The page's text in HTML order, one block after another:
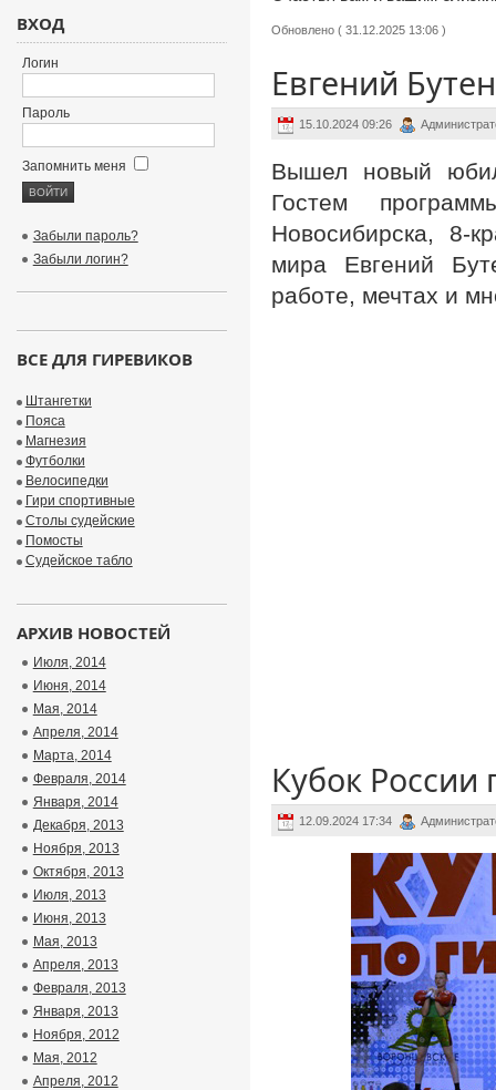
Обновлено ( 31.12.2025 13:06 )
Евгений
15.10.2024 09:26
Вышел новый
Гостем
Новосибирска, 8-
мира Евгений
работе, мечтах и
Кубок
12.09.2024 17:34
ВХОД
Логин
Пароль
Запомнить меня
Забыли пароль?
Забыли логин?
ВСЕ ДЛЯ ГИРЕВИКОВ
Штангетки
Пояса
Магнезия
Футболки
Велосипедки
Гири спортивные
Столы судейские
Помосты
Судейское табло
АРХИВ НОВОСТЕЙ
Июля, 2014
Июня, 2014
Мая, 2014
Апреля, 2014
Марта, 2014
Февраля, 2014
Января, 2014
Декабря, 2013
Ноября, 2013
Октября, 2013
Июля, 2013
Июня, 2013
Мая, 2013
Апреля, 2013
Февраля, 2013
Января, 2013
Ноября, 2012
Мая, 2012
Апреля, 2012